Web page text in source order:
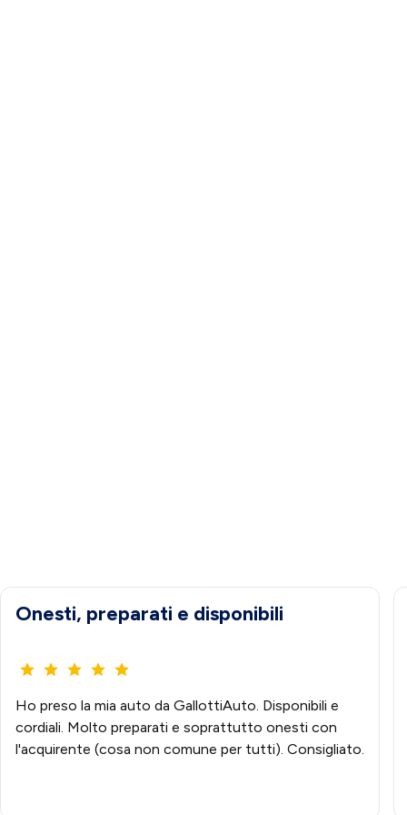
Onesti, preparati e disponibili
Ho preso la mia auto da GallottiAuto. Disponibili e
cordiali. Molto preparati e soprattutto onesti con
l'acquirente (cosa non comune per tutti). Consigliato.